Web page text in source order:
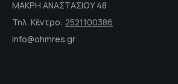
ΜΑΚΡΗ ΑΝΑΣΤΑΣΙΟΥ 48
Τηλ. Κέντρο: 2521100386
info@ohmres.gr